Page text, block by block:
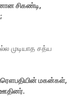
சிகண்டி,
முடியாத சத்ய
மகன்கள்,